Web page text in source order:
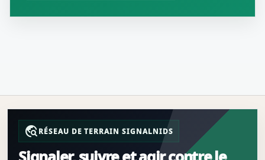
travel_exploreRÉSEAU DE TERRAIN SIGNALNIDS